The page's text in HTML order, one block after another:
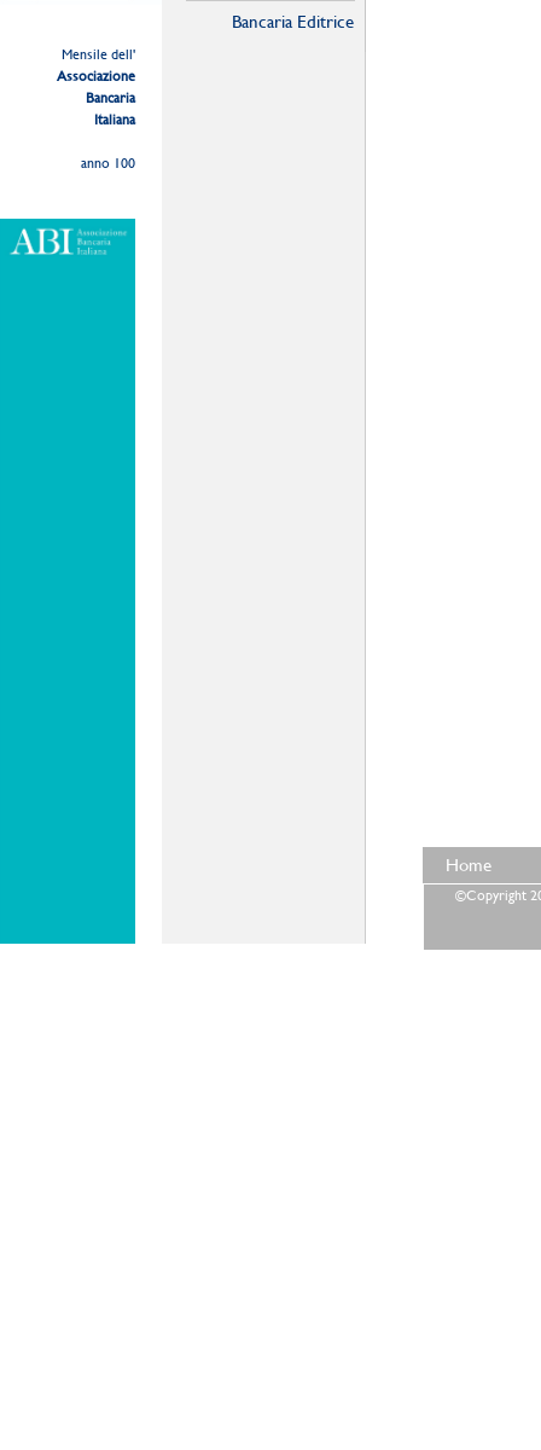
Mensile dell'
Associazione
Bancaria
Italiana
anno 100
Bancaria Editrice
Home
©Copyright